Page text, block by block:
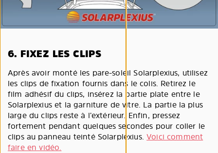
6. FIXEZ LES CLIPS
Après avoir monté les pare-soleil Solarplexius, utilisez
les clips de fixation fournis dans le colis. Retirez le
film adhésif du clips, insérez la partie plate entre le
Solarplexius et la garniture de vitre. La partie la plus
large du clips reste à l’extérieur. Enfin, pressez
fortement pendant quelques secondes pour coller le
clips au panneau teinté Solarplexius.Voici comment
faire en vidéo.